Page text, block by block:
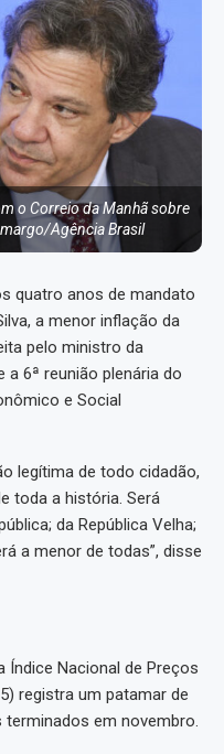
o Correio da Manhã sobre
Agência Brasil
quatro anos de mandato
a menor inflação da
pelo ministro da
a 6ª reunião plenária do
e Social
legítima de todo cidadão,
toda a história. Será
da República Velha;
a menor de todas”, disse
Índice Nacional de Preços
registra um patamar de
em novembro.